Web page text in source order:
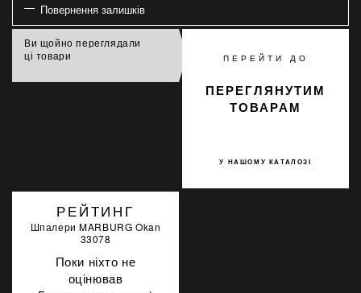
Повернення залишків
Ви щойно переглядали
ці товари
ПЕРЕЙТИ ДО
У НАШОМУ КАТАЛОЗІ
ПЕРЕГЛЯНУТИМ
ТОВАРАМ
РЕЙТИНГ
Шпалери MARBURG Okan
33078
Поки ніхто не
оцінював